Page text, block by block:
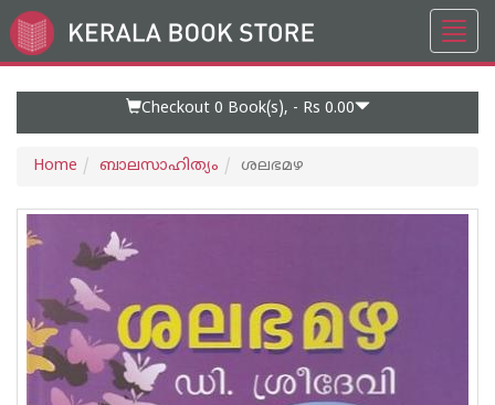
Go
to
Checkout 0 Book(s), - Rs 0.00
Home ബാലസാഹിത്യം ശലഭമഴ